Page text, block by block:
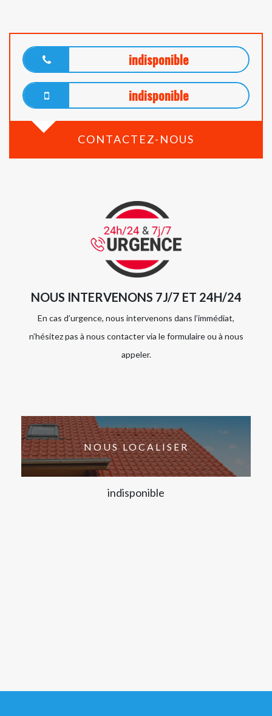
indisponible
indisponible
CONTACTEZ-NOUS
NOUS INTERVENONS 7J/7 ET 24H/24
En cas d’urgence, nous intervenons dans l’immédiat,
n’hésitez pas à nous contacter via le formulaire ou à nous
appeler.
NOUS LOCALISER
indisponible